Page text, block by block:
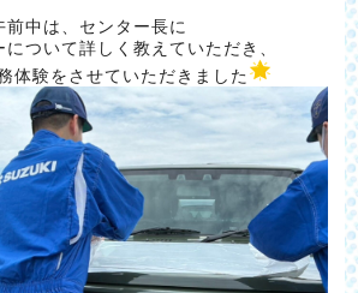
前中は、センター長に
ついて詳しく教えていただき、
体験をさせていただきました